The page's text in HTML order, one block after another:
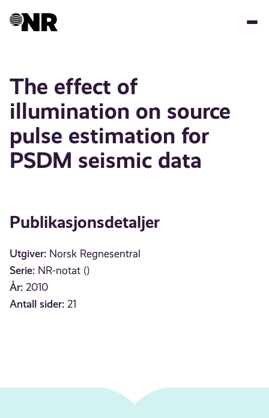
The effect of
illumination on source
pulse estimation for
PSDM seismic data
Publikasjonsdetaljer
Utgiver: Norsk Regnesentral
Serie: NR-notat ()
År: 2010
Antall sider: 21